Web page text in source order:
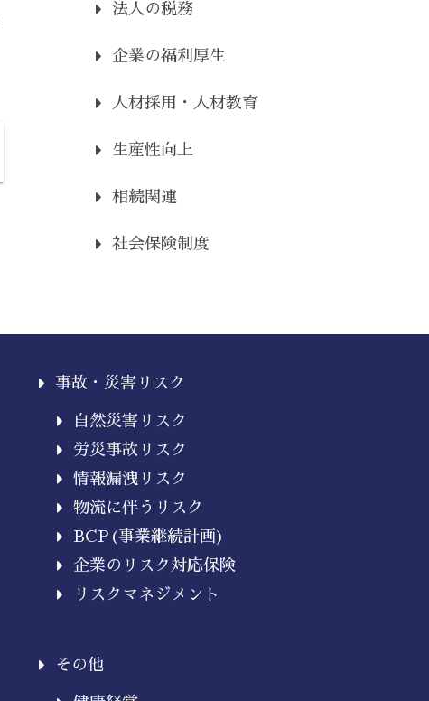
法人の税務
企業の福利厚生
人材採用・人材教育
生産性向上
相続関連
社会保険制度
事故・災害リスク
自然災害リスク
労災事故リスク
情報漏洩リスク
物流に伴うリスク
BCP(事業継続計画)
企業のリスク対応保険
リスクマネジメント
その他